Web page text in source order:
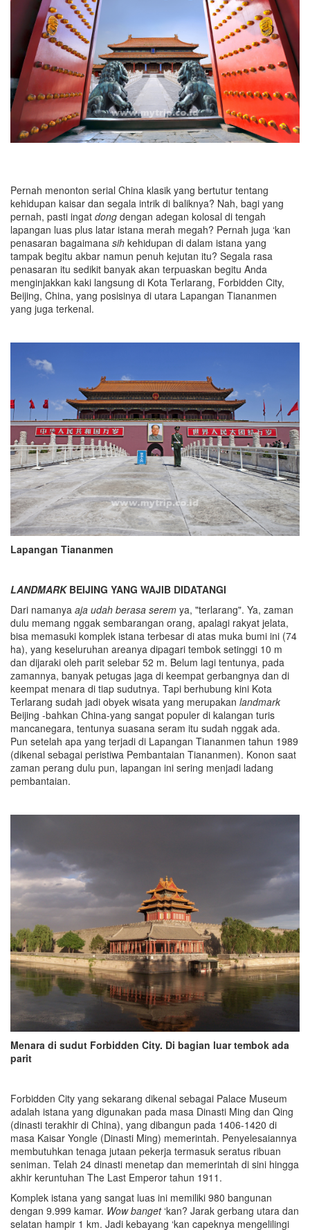
Pernah menonton serial China klasik yang bertutur tentang
kehidupan kaisar dan segala intrik di baliknya? Nah, bagi yang
pernah, pasti ingat dong dengan adegan kolosal di tengah
lapangan luas plus latar istana merah megah? Pernah juga ‘kan
penasaran bagaimana sih kehidupan di dalam istana yang
tampak begitu akbar namun penuh kejutan itu? Segala rasa
penasaran itu sedikit banyak akan terpuaskan begitu Anda
menginjakkan kaki langsung di Kota Terlarang, Forbidden City,
Beijing, China, yang posisinya di utara Lapangan Tiananmen
yang juga terkenal.
Lapangan Tiananmen
LANDMARKBEIJING YANG WAJIB DIDATANGI
Dari namanya aja udah berasa serem ya, "terlarang". Ya, zaman
dulu memang nggak sembarangan orang, apalagi rakyat jelata,
bisa memasuki komplek istana terbesar di atas muka bumi ini (74
ha), yang keseluruhan areanya dipagari tembok setinggi 10 m
dan dijaraki oleh parit selebar 52 m. Belum lagi tentunya, pada
zamannya, banyak petugas jaga di keempat gerbangnya dan di
keempat menara di tiap sudutnya. Tapi berhubung kini Kota
Terlarang sudah jadi obyek wisata yang merupakan landmark
Beijing -bahkan China-yang sangat populer di kalangan turis
mancanegara, tentunya suasana seram itu sudah nggak ada.
Pun setelah apa yang terjadi di Lapangan Tiananmen tahun 1989
(dikenal sebagai peristiwa Pembantaian Tiananmen). Konon saat
zaman perang dulu pun, lapangan ini sering menjadi ladang
pembantaian.
Menara di sudut Forbidden City. Di bagian luar tembok ada
parit
Forbidden City yang sekarang dikenal sebagai Palace Museum
adalah istana yang digunakan pada masa Dinasti Ming dan Qing
(dinasti terakhir di China), yang dibangun pada 1406-1420 di
masa Kaisar Yongle (Dinasti Ming) memerintah. Penyelesaiannya
membutuhkan tenaga jutaan pekerja termasuk seratus ribuan
seniman. Telah 24 dinasti menetap dan memerintah di sini hingga
akhir keruntuhan The Last Emperor tahun 1911.
Komplek istana yang sangat luas ini memiliki 980 bangunan
dengan 9.999 kamar. Wow banget‘kan? Jarak gerbang utara dan
selatan hampir 1 km. Jadi kebayang ‘kan capeknya mengelilingi